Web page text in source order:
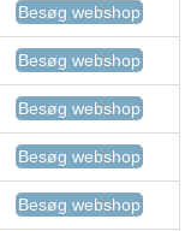
Besøg webshop
Besøg webshop
Besøg webshop
Besøg webshop
Besøg webshop